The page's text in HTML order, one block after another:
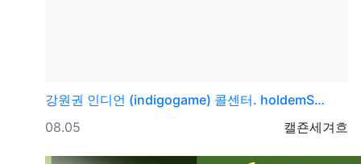
강원권 인디언 (indigogame) 콜센터. holdemS…
등록자
캘죤세겨흐
등록일
08.05